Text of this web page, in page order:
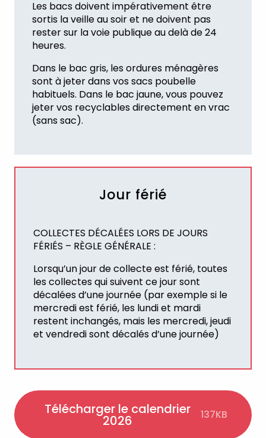
Les bacs doivent impérativement être
sortis la veille au soir et ne doivent pas
rester sur la voie publique au delà de 24
heures.
Dans le bac gris, les ordures ménagères
sont à jeter dans vos sacs poubelle
habituels. Dans le bac jaune, vous pouvez
jeter vos recyclables directement en vrac
(sans sac).
Jour férié
COLLECTES DÉCALÉES LORS DE JOURS
FÉRIÉS – RÈGLE GÉNÉRALE :
Lorsqu’un jour de collecte est férié, toutes
les collectes qui suivent ce jour sont
décalées d’une journée (par exemple si le
mercredi est férié, les lundi et mardi
restent inchangés, mais les mercredi, jeudi
et vendredi sont décalés d’une journée)
Télécharger le calendrier
2026 137KB